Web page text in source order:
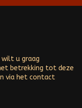
wilt u graag
betrekking tot deze
via het contact